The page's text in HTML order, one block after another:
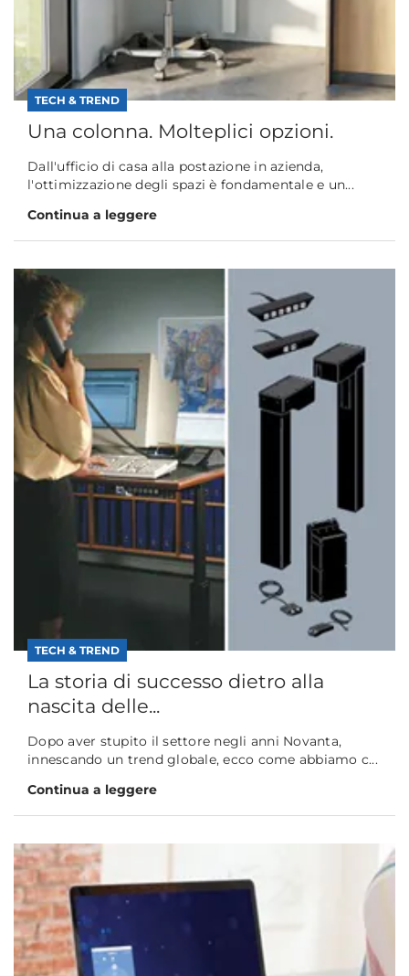
TECH & TREND
Una colonna. Molteplici opzioni.
Dall'ufficio di casa alla postazione in azienda,
l'ottimizzazione degli spazi è fondamentale e un...
Continua a leggere
TECH & TREND
La storia di successo dietro alla
nascita delle...
Dopo aver stupito il settore negli anni Novanta,
innescando un trend globale, ecco come abbiamo c...
Continua a leggere